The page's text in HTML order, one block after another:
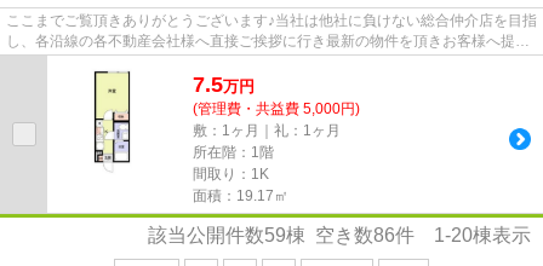
ここまでご覧頂きありがとうございます♪当社は他社に負けない総合仲介店を目指
し、各沿線の各不動産会社様へ直接ご挨拶に行き最新の物件を頂きお客様へ提供
7.5万円
(管理費・共益費 5,000円)
敷：1ヶ月｜礼：1ヶ月
所在階：1階
間取り：1K
面積：19.17㎡
該当公開件数59棟 空き数86件 1-20棟表示